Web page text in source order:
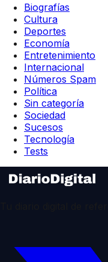
Biografías
Cultura
Deportes
Economía
Entretenimiento
Internacional
Números Spam
Política
Sin categoría
Sociedad
Sucesos
Tecnología
Tests